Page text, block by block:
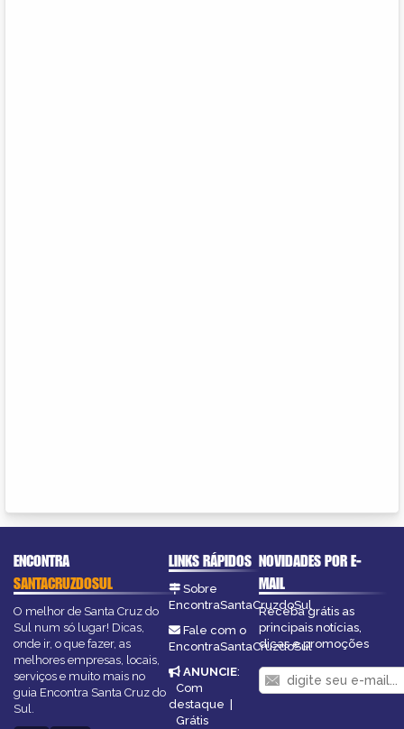
ENCONTRA
SANTACRUZDOSUL
O melhor de Santa Cruz do
Sul num só lugar! Dicas,
onde ir, o que fazer, as
melhores empresas, locais,
serviços e muito mais no
guia Encontra Santa Cruz do
Sul.
LINKS RÁPIDOS
Sobre
EncontraSantaCruzdoSul
Fale com o
EncontraSantaCruzdoSul
ANUNCIE:
Com
destaque
Grátis
NOVIDADES POR E-
MAIL
Receba grátis as
principais notícias,
dicas e promoções